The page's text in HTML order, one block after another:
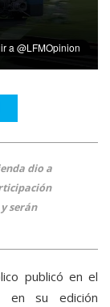
dio a
serán
publicó en el
en su edición